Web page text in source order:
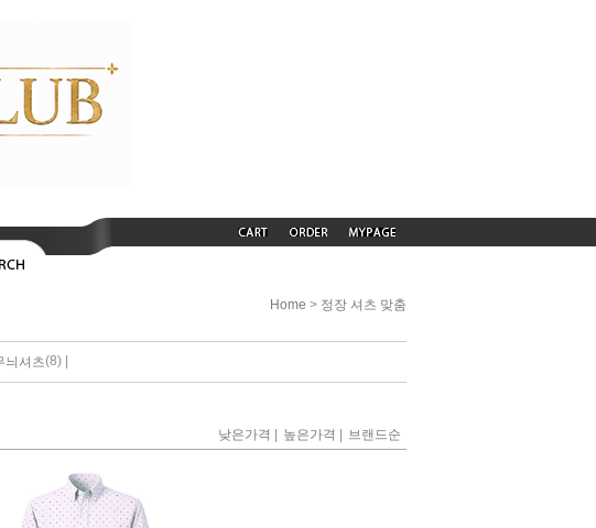
Home > 정장 셔츠 맞춤
늬셔츠(8) |
낮은가격 | 높은가격 | 브랜드순